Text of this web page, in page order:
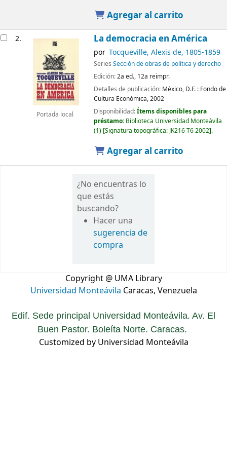
Agregar al carrito
2.
Portada local
La democracia en América
por Tocqueville, Alexis de, 1805-1859
Series Sección de obras de política y derecho
Edición:2a ed., 12a reimpr.
Detalles de publicación: México, D.F. : Fondo de
Cultura Económica,2002
Disponibilidad:Ítems disponibles para
préstamo: Biblioteca Universidad Monteávila
(1) Signatura topográfica: JK216 T6 2002 .
Agregar al carrito
¿No encuentras lo
que estás
buscando?
Hacer una
sugerencia de
compra
Copyright @ UMA Library
Universidad Monteávila Caracas, Venezuela
Edif. Sede principal Universidad Monteávila. Av. El
Buen Pastor. Boleíta Norte. Caracas.
Customized by Universidad Monteávila